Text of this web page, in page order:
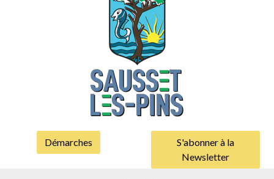
Démarches
S'abonner à la
Newsletter